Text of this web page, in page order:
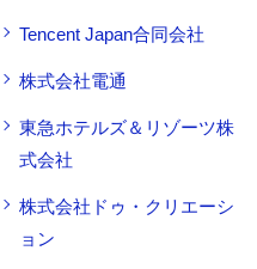
Tencent Japan合同会社
株式会社電通
東急ホテルズ＆リゾーツ株
式会社
株式会社ドゥ・クリエーシ
ョン